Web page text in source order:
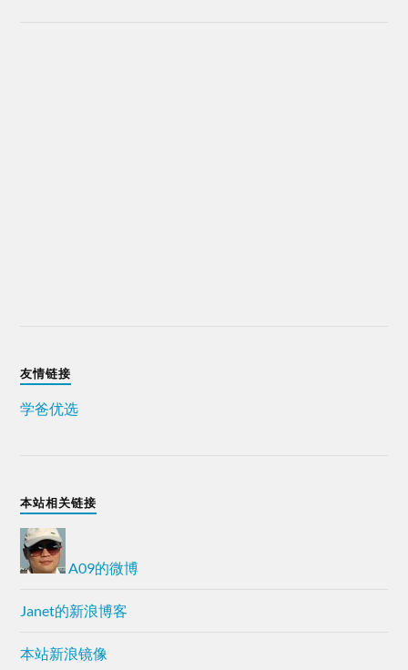
友情链接
学爸优选
本站相关链接
A09的微博
Janet的新浪博客
本站新浪镜像